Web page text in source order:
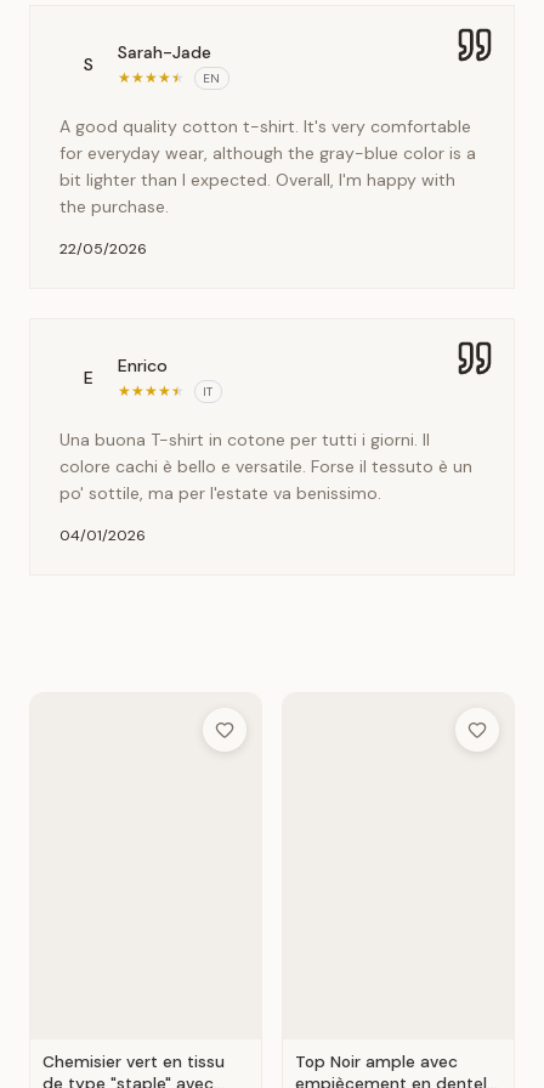
S
Sarah-Jade
★★★★★ EN
A good quality cotton t-shirt. It's very comfortable
for everyday wear, although the gray-blue color is a
bit lighter than I expected. Overall, I'm happy with
the purchase.
22/05/2026
E
Enrico
★★★★★ IT
Una buona T-shirt in cotone per tutti i giorni. Il
colore cachi è bello e versatile. Forse il tessuto è un
po' sottile, ma per l'estate va benissimo.
04/01/2026
Add to Wish List
Chemisier vert en tissu
Add to
Top Noir ample avec